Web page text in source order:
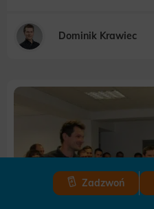
Dominik Krawiec
Zadzwoń